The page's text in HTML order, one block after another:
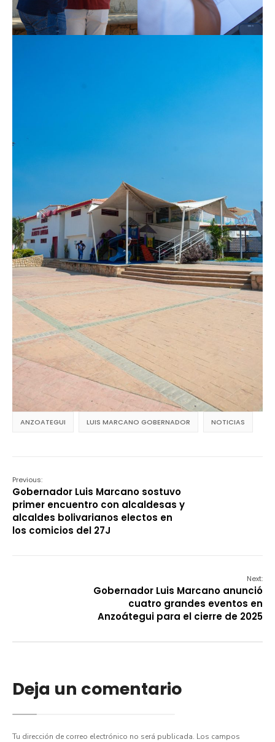
ANZOATEGUI LUIS MARCANO GOBERNADOR NOTICIAS
Previous:
Gobernador Luis Marcano sostuvo
primer encuentro con alcaldesas y
alcaldes bolivarianos electos en
los comicios del 27J
Next:
Gobernador Luis Marcano anunció
cuatro grandes eventos en
Anzoátegui para el cierre de 2025
Deja un comentario
Tu dirección de correo electrónico no será publicada. Los campos